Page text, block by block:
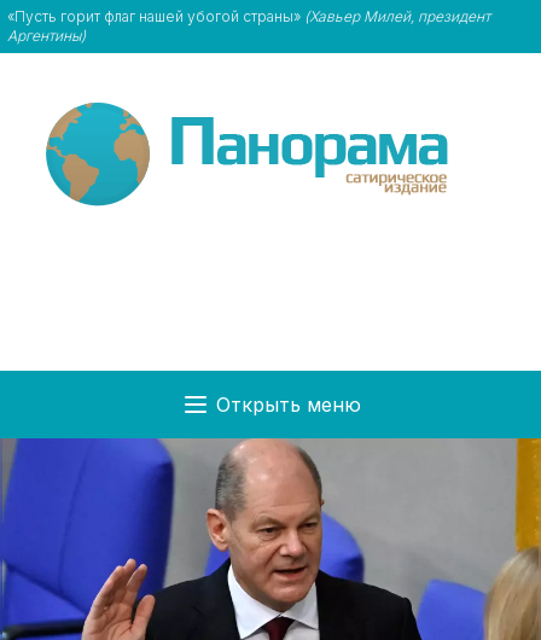
«Пусть горит флаг нашей убогой страны» (Хавьер Милей, президент
Аргентины)
Открыть меню